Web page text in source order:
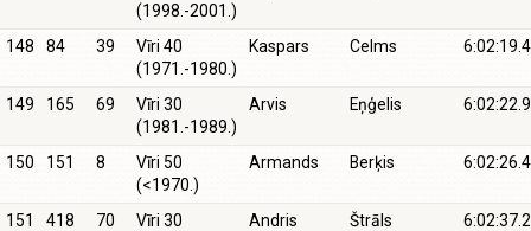
(1998.-2001.)
148 84 39
Vīri 40
(1971.-1980.)
Kaspars Celms 6:02:19.4
149 165 69
Vīri 30
(1981.-1989.)
Arvis Eņģelis 6:02:22.9
150 151 8
Vīri 50
(<1970.)
Armands Berķis 6:02:26.4
151 418 70
Vīri 30
Andris Štrāls 6:02:37.2